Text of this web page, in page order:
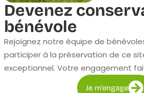
Devenez
bénévole
Rejoignez notre équipe de
participer à la préservation de ce
exceptionnel. Votre engagement
Je m'engage